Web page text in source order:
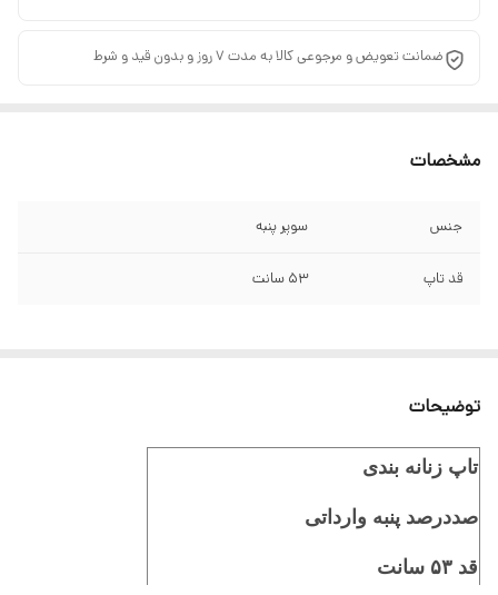
ضمانت تعویض و مرجوعی کالا به مدت 7 روز و بدون قید و شرط
مشخصات
جنس سوپر پنبه
قد تاپ ۵۳ سانت
توضیحات
تاپ زنانه بندی
صددرصد پنبه وارداتی
قد ۵۳ سانت